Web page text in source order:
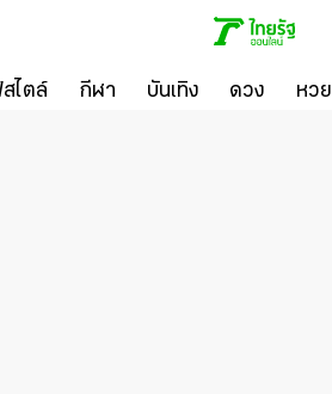
ไตล์ กีฬา บันเทิง ดวง หวย